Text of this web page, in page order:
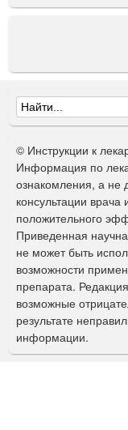
Ф
о
р
м
а
п
о
и
с
к
© Инструкции к
Информация по
ознакомления, а не
консультации
положительного
Приведенная
не может быть
возможности
препарата.
возможные
результате
информации.